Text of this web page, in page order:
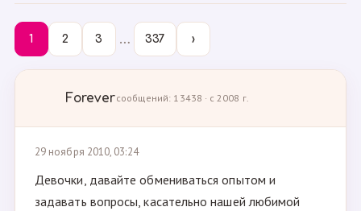
1 2 3 … 337 ›
Foreverсообщений: 13438 · с 2008 г.
29 ноября 2010, 03:24
Девочки, давайте обмениваться опытом и
задавать вопросы, касательно нашей любимой